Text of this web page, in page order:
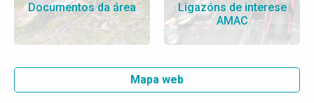
Documentos da área
Ligazóns de interese
AMAC
Mapa web